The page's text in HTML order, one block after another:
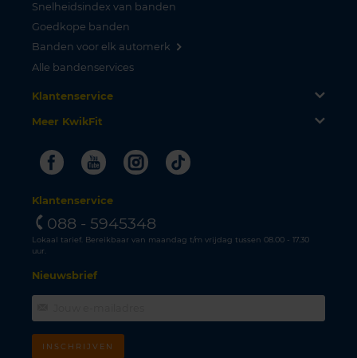
Snelheidsindex van banden
Goedkope banden
Banden voor elk automerk
Alle bandenservices
Klantenservice
Meer KwikFit
FacebookYoutubeInstagram
Tiktok
Klantenservice
088 - 5945348
Lokaal tarief. Bereikbaar van maandag t/m vrijdag tussen 08.00 - 17.30
uur.
Nieuwsbrief
INSCHRIJVEN